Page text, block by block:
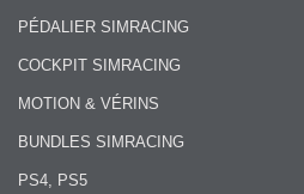
PÉDALIER SIMRACING
COCKPIT SIMRACING
MOTION & VÉRINS
BUNDLES SIMRACING
PS4, PS5